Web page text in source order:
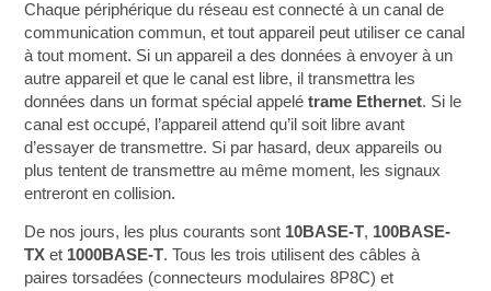
Chaque périphérique du réseau est connecté à un canal de
communication commun, et tout appareil peut utiliser ce canal
à tout moment. Si un appareil a des données à envoyer à un
autre appareil et que le canal est libre, il transmettra les
données dans un format spécial appelétrame Ethernet. Si le
canal est occupé, l’appareil attend qu’il soit libre avant
d’essayer de transmettre. Si par hasard, deux appareils ou
plus tentent de transmettre au même moment, les signaux
entreront en collision.
De nos jours, les plus courants sont 10BASE-T, 100BASE-
TX et 1000BASE-T. Tous les trois utilisent des câbles à
paires torsadées (connecteurs modulaires 8P8C) et